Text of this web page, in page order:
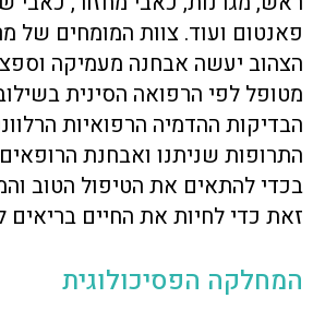
פאנטום ועוד. צוות המומחים של
הצהוב יעשה אבחנה מעמיקה
מטופל לפי הרפואה הסינית
הבדיקות ההדמיה הרפואיות
התרופות שניתנו ואבחנת
בכדי להתאים את הטיפול הטוב
זאת כדי לחיות את החיים בריאים
המחלקה הפסיכולוגית